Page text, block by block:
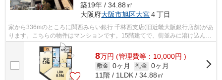
築19年 / 34.88㎡
大阪府大阪市旭区大宮４丁目
家から336mのところに関西みらい銀行 千林西支店(旧近畿大阪銀行店舗)があ
ります。こちらの物件はマンションです。15階建てで、街並みに溶け込んだ
落ち着いた建物。行き先に応じて駅を...
8万円 (管理費等：10,000円 )
敷金 0ヶ月 礼金 0ヶ月
11階 / 1LDK / 34.88㎡